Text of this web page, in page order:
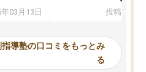
す」と言
えて、思
ら学ぶこ
いなと
03月13日
可能なので本当に助か
らないところをピンポイ
頂いて、とてもわかり
していました。一生を
投稿日：
導塾の口コミをもっとみ
る